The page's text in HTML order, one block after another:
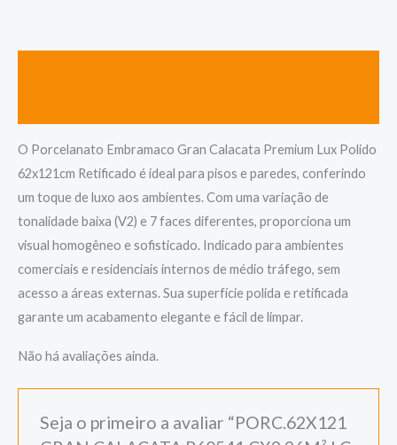
O Porcelanato Embramaco Gran Calacata Premium Lux Polido
62x121cm Retificado é ideal para pisos e paredes, conferindo
um toque de luxo aos ambientes. Com uma variação de
tonalidade baixa (V2) e 7 faces diferentes, proporciona um
visual homogêneo e sofisticado. Indicado para ambientes
comerciais e residenciais internos de médio tráfego, sem
acesso a áreas externas. Sua superfície polida e retificada
garante um acabamento elegante e fácil de limpar.
Não há avaliações ainda.
Seja o primeiro a avaliar “PORC.62X121